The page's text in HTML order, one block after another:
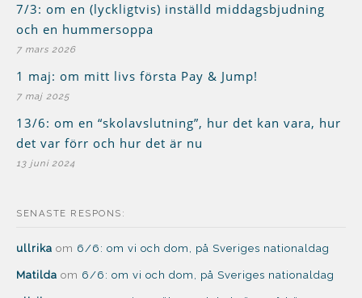
7/3: om en (lyckligtvis) inställd middagsbjudning
och en hummersoppa
7 mars 2026
1 maj: om mitt livs första Pay & Jump!
7 maj 2025
13/6: om en “skolavslutning”, hur det kan vara, hur
det var förr och hur det är nu
13 juni 2024
SENASTE RESPONS:
ullrika om 6/6: om vi och dom, på Sveriges nationaldag
Matilda om 6/6: om vi och dom, på Sveriges nationaldag